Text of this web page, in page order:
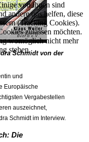
Schmidtvon der
und
Europäische
Vergabestellen
auszeichnet,
Schmidt im Interview.
Die
von ihnen sind
andere uns helfen, diese
(Tracking Cookies).
zulassen möchten.
womöglich nicht mehr
stehen.